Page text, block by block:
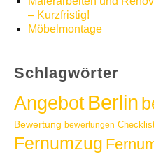
– Kurzfristig!
Möbelmontage
Schlagwörter
AngebotBerlin
Bewertung bewertungen
Fernumzug